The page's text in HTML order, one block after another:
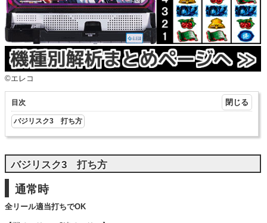
©エレコ
目次
バジリスク3 打ち方
バジリスク3 打ち方
通常時
全リール適当打ちでOK